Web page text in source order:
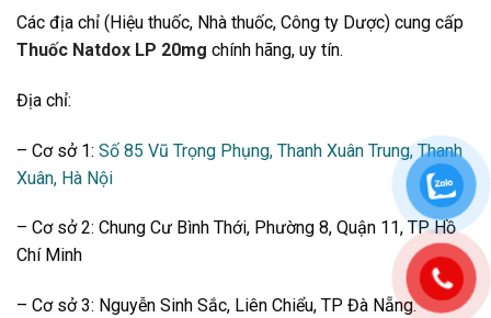
Các địa chỉ (Hiệu thuốc, Nhà thuốc, Công ty Dược) cung cấp
Thuốc Natdox LP 20mg chính hãng, uy tín.
Địa chỉ:
– Cơ sở 1: Số 85 Vũ Trọng Phụng, Thanh Xuân Trung, Thanh
Xuân, Hà Nội
– Cơ sở 2: Chung Cư Bình Thới, Phường 8, Quận 11, TP Hồ
Chí Minh
– Cơ sở 3: Nguyễn Sinh Sắc, Liên Chiểu, TP Đà Nẵng.